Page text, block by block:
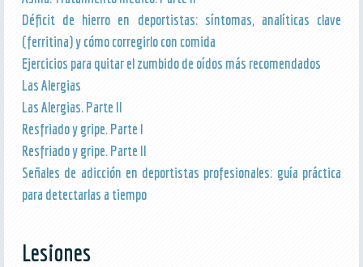
Déficit de hierro en deportistas: síntomas, analíticas clave
(ferritina) y cómo corregirlo con comida
Ejercicios para quitar el zumbido de oídos más recomendados
Las Alergias
Las Alergias. Parte II
Resfriado y gripe. Parte I
Resfriado y gripe. Parte II
Señales de adicción en deportistas profesionales: guía práctica
para detectarlas a tiempo
Lesiones